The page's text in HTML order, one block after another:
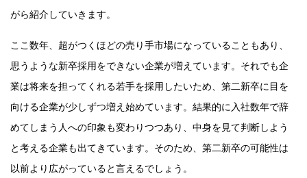
がら紹介していきます。
ここ数年、超がつくほどの売り手市場になっていることもあり、
思うような新卒採用をできない企業が増えています。それでも企
業は将来を担ってくれる若手を採用したいため、第二新卒に目を
向ける企業が少しずつ増え始めています。結果的に入社数年で辞
めてしまう人への印象も変わりつつあり、中身を見て判断しよう
と考える企業も出てきています。そのため、第二新卒の可能性は
以前より広がっていると言えるでしょう。